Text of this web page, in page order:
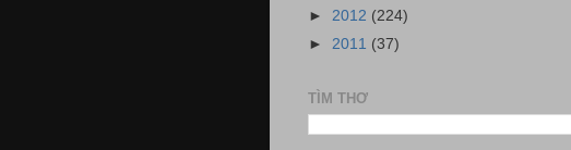
► 2012 (224)
► 2011 (37)
TÌM THƠ